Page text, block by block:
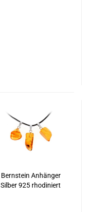
Bernstein Anhänger
Silber 925 rhodiniert